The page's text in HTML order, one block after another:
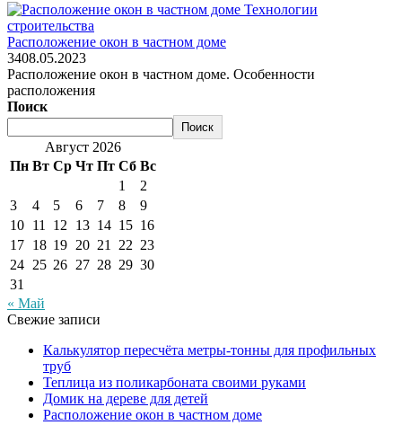
Технологии
строительства
Расположение окон в частном доме
3408.05.2023
Расположение окон в частном доме. Особенности
расположения
Поиск
Поиск
Август 2026
Пн Вт Ср Чт Пт Сб Вс
1
2
3
4 5 6 7 8
9
10 11 12 13 14 15 16
17 18 19 20 21 22 23
24 25 26 27 28 29 30
31
« Май
Свежие записи
Калькулятор пересчёта метры-тонны для профильных
труб
Теплица из поликарбоната своими руками
Домик на дереве для детей
Расположение окон в частном доме